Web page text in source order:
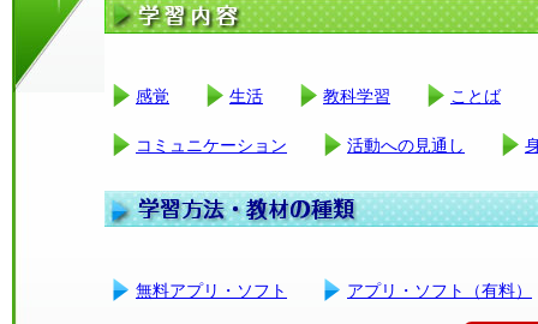
感覚 生活 教科学習 ことば
コミュニケーション 活動への見通し
無料アプリ・ソフト アプリ・ソフト（有料）